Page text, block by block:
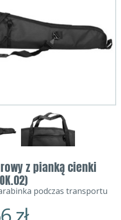
z pianką cienki
podczas transportu